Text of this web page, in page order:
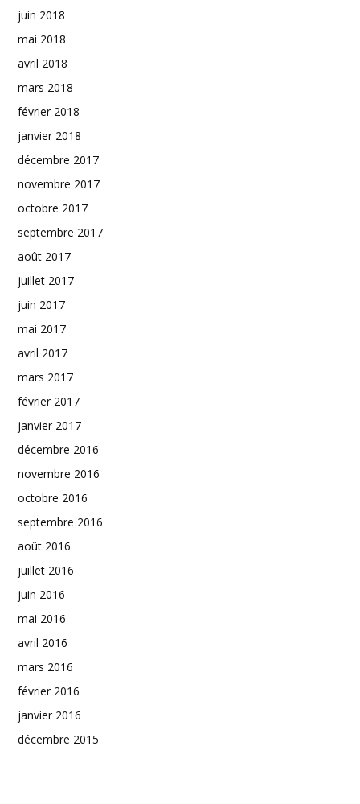
juin 2018
mai 2018
avril 2018
mars 2018
février 2018
janvier 2018
décembre 2017
novembre 2017
octobre 2017
septembre 2017
août 2017
juillet 2017
juin 2017
mai 2017
avril 2017
mars 2017
février 2017
janvier 2017
décembre 2016
novembre 2016
octobre 2016
septembre 2016
août 2016
juillet 2016
juin 2016
mai 2016
avril 2016
mars 2016
février 2016
janvier 2016
décembre 2015